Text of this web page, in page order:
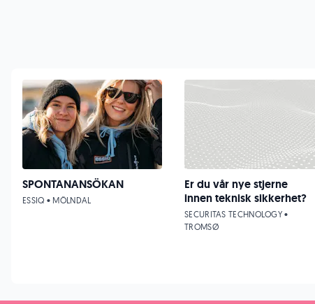
SPONTANANSÖKAN
ESSIQ • MÖLNDAL
Er du vår nye stjerne
innen teknisk sikkerhet?
SECURITAS TECHNOLOGY •
TROMSØ